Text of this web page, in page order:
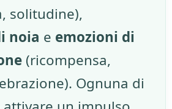
solitudine),
noia e emozioni di
(ricompensa,
Ognuna di